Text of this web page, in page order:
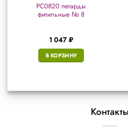
РС0820 петарды
фитильные № 8
1 047 ₽
В КОРЗИНУ
Контакты